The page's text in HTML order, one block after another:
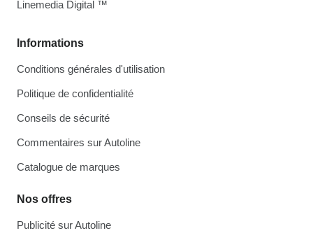
Informations
Conditions générales d'utilisation
Politique de confidentialité
Conseils de sécurité
Commentaires sur Autoline
Catalogue de marques
Nos offres
Publicité sur Autoline
Linemedia Digital ™